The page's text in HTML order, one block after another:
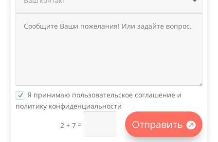
Я принимаю пользовательское соглашение и
политику конфиденциальности
2 + 7= Отправить